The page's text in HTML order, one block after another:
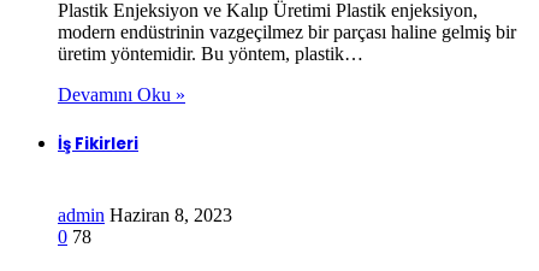
Plastik Enjeksiyon ve Kalıp Üretimi Plastik enjeksiyon,
modern endüstrinin vazgeçilmez bir parçası haline gelmiş bir
üretim yöntemidir. Bu yöntem, plastik…
Devamını Oku »
İş Fikirleri
admin Haziran 8, 2023
0 78